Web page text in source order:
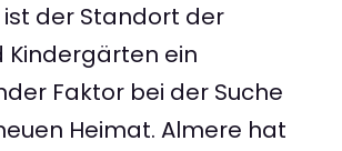
ist der Standort der
Kindergärten ein
Faktor bei der Suche
Heimat. Almere hat